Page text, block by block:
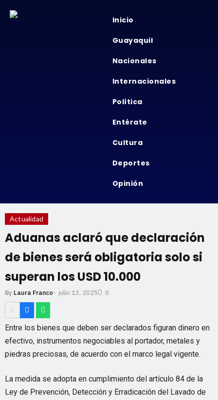
Inicio
Guayaquil
Nacionales
Internacionales
Política
Entérate
Cultura
Deportes
Opinión
Actualidad
Aduanas aclaró que declaración
de bienes será obligatoria solo si
superan los USD 10.000
By Laura Franco- julio 13, 2025 0
Entre los bienes que deben ser declarados figuran dinero en
efectivo, instrumentos negociables al portador, metales y
piedras preciosas, de acuerdo con el marco legal vigente.
La medida se adopta en cumplimiento del artículo 84 de la
Ley de Prevención, Detección y Erradicación del Lavado de